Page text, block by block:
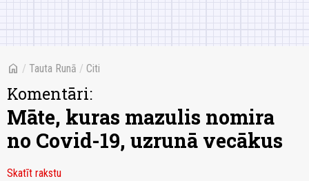
home / Tauta Runā / Citi
Komentāri:
Māte, kuras mazulis nomira
no Covid-19, uzrunā vecākus
Skatīt rakstu